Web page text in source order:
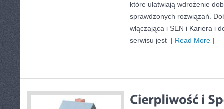
które ułatwiają wdrożenie
sprawdzonych rozwiązań.
włączająca i SEN i Kariera i
serwisu jest [ Read More ]